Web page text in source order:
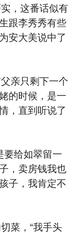
，这番话似有
跟李秀秀有些
安大美说中了
亲只剩下一个
的时候，是一
，直到听说了
给如翠留一
，卖房钱我也
子，我肯定不
菜，“我手头